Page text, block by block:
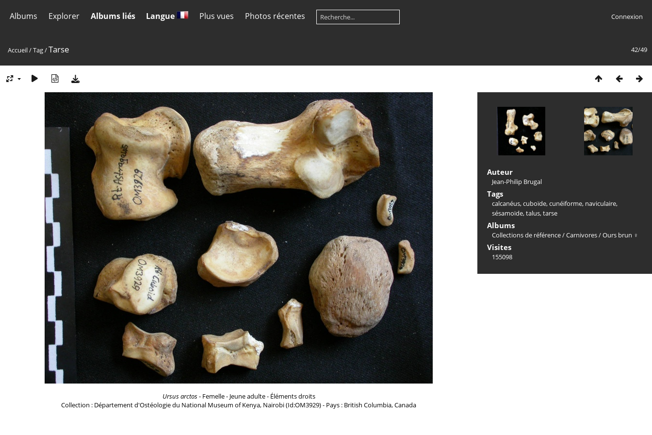
Albums Explorer Albums liés Langue Plus vues Photos récentes Connexion
42/49
Accueil/Tag/Tarse
Ursus arctos- Femelle - Jeune adulte - Éléments droits
Collection : Département d'Ostéologie du National Museum of Kenya, Nairobi (Id:OM3929) - Pays : British Columbia, Canada
Auteur
Jean-Philip Brugal
Tags
calcanéus,cuboïde,cunéiforme, naviculaire,
sésamoïde,talus,tarse
Albums
Collections de référence/Carnivores/Ours brun ♀
Visites
155098